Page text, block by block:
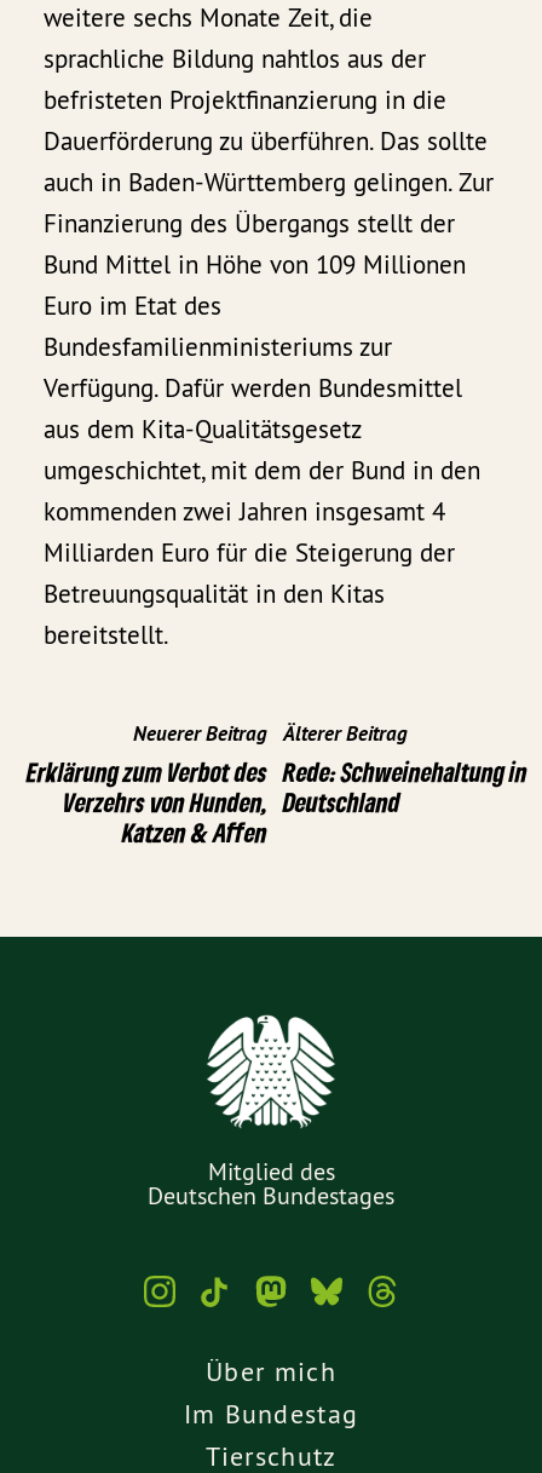
weitere sechs Monate Zeit, die
sprachliche Bildung nahtlos aus der
befristeten Projektfinanzierung in die
Dauerförderung zu überführen. Das sollte
auch in Baden-Württemberg gelingen. Zur
Finanzierung des Übergangs stellt der
Bund Mittel in Höhe von 109 Millionen
Euro im Etat des
Bundesfamilienministeriums zur
Verfügung. Dafür werden Bundesmittel
aus dem Kita-Qualitätsgesetz
umgeschichtet, mit dem der Bund in den
kommenden zwei Jahren insgesamt 4
Milliarden Euro für die Steigerung der
Betreuungsqualität in den Kitas
bereitstellt.
Neuerer Beitrag
Erklärung zum Verbot des
Verzehrs von Hunden,
Katzen & Affen
Älterer Beitrag
Rede: Schweinehaltung in
Deutschland
Mitglied des
Deutschen Bundestages
Über mich
Im Bundestag
Tierschutz